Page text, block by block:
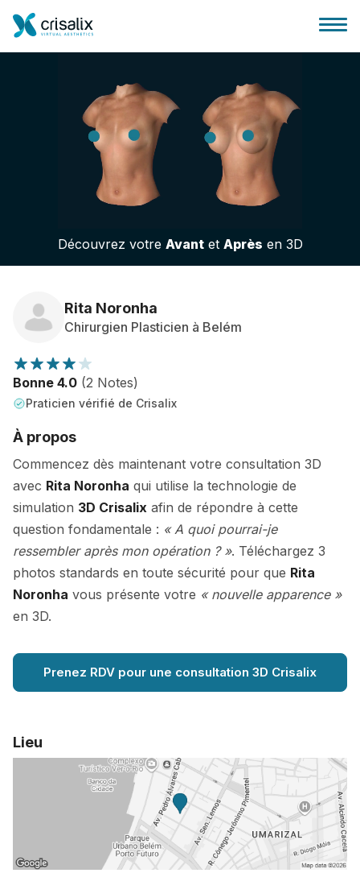
Accueil chirurgiens
Plateforme commerciale 3D
Forfait
Avis des patients
Découvrez votre Avantet Après en 3D
Rita Noronha
Chirurgien Plasticien à Belém
Bonne 4.0 (2 Notes)
Praticien vérifié de Crisalix
À propos
Commencez dès maintenant votre consultation 3D
avec Rita Noronha qui utilise la technologie de
simulation 3D Crisalix afin de répondre à cette
question fondamentale : « A quoi pourrai-je
ressembler après mon opération ? ». Téléchargez 3
photos standards en toute sécurité pour que Rita
Noronha vous présente votre « nouvelle apparence »
en 3D.
Prenez RDV pour une consultation 3D Crisalix
Lieu